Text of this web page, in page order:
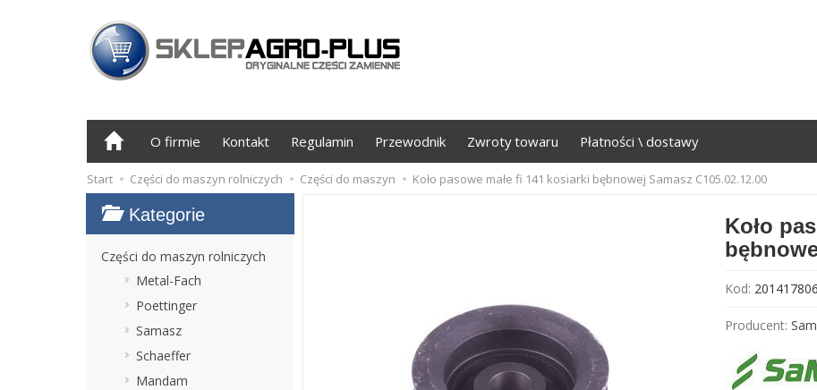
O firmie Kontakt Regulamin Przewodnik Zwroty towaru Płatności \ dostawy
Start Części do maszyn rolniczych Części do maszyn Koło pasowe małe fi 141 kosiarki bębnowej Samasz C105.02.12.00
Koło
Kod: 201417806
Producent:
Kategorie
Części do maszyn rolniczych
Metal-Fach
Poettinger
Samasz
Schaeffer
Mandam